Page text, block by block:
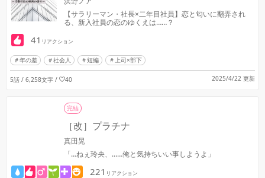
【サラリーマン・社長×二年目社員】恋と匂いに翻弄され
る、新入社員の恋のゆくえは……？
41 リアクション
年の差 社会人 短編 上司×部下
5話 / 6,258文字 / 40 2025/4/22 更新
完結
［改］プラチナ
真田晃
「…ねぇ玲央、……俺と気持ちいい事しようよ」
221 リアクション